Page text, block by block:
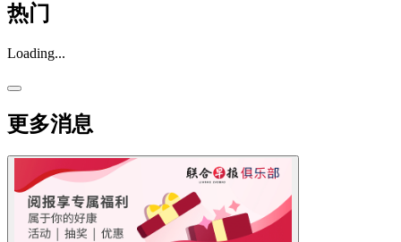
热门
Loading...
更多消息